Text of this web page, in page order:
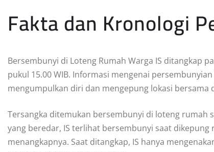
Fakta dan Kronologi
Bersembunyi di Loteng Rumah Warga IS ditangkap
pukul 15.00 WIB. Informasi mengenai
mengumpulkan diri dan mengepung lokasi bersama
Tersangka ditemukan bersembunyi di loteng rumah
yang beredar, IS terlihat bersembunyi saat
menangkapnya. Saat ditangkap, IS hanya